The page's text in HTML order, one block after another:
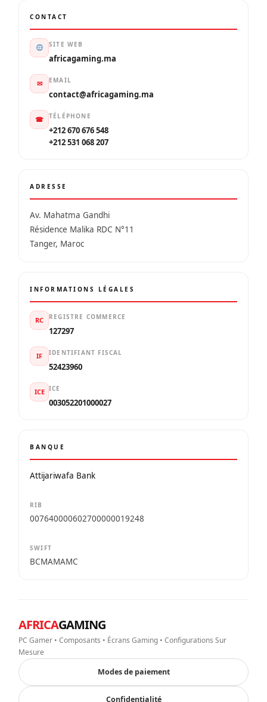
CONTACT
SITE WEB
africagaming.ma
✉ EMAIL
contact@africagaming.ma
☎ TÉLÉPHONE
+212 670 676 548
+212 531 068 207
ADRESSE
Av. Mahatma Gandhi
Résidence Malika RDC N°11
Tanger, Maroc
INFORMATIONS LÉGALES
RC REGISTRE COMMERCE
127297
IF IDENTIFIANT FISCAL
52423960
ICE ICE
003052201000027
BANQUE
Attijariwafa Bank
RIB
007640000602700000019248
SWIFT
BCMAMAMC
AFRICAGAMING
PC Gamer • Composants • Écrans Gaming • Configurations Sur
Mesure
Modes de paiement
Confidentialité